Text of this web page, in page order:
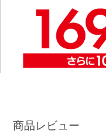
商品レビュー